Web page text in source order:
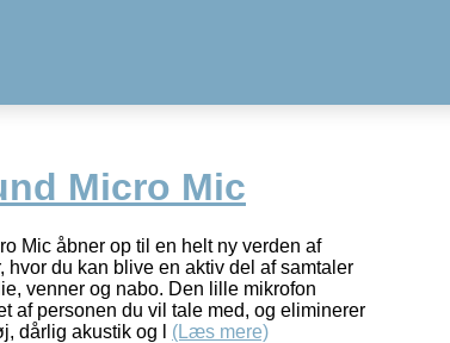
Micro Mic
Mic åbner op til en helt ny verden af
hvor du kan blive en aktiv del af samtaler
venner og nabo. Den lille mikrofon
af personen du vil tale med, og eliminerer
dårlig akustik og l (Læs mere)